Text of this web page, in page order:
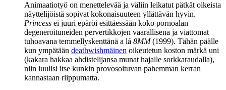
Animaatiotyö on menettelevää ja väliin leikatut pätkät oikeista
näyttelijöistä sopivat kokonaisuuteen yllättävän hyvin.
Princess ei juuri epäröi esittäessään koko pornoalan
degeneroituneiden pervertikkojen vaarallisena ja viattomat
tuhoavana temmellyskenttänä a lá 8MM(1999). Tähän päälle
kun ympätään deathwishmäinen oikeutetun koston märkä uni
(kakara hakkaa ahdistelijansa munat hajalle sorkkaraudalla),
niin luulisi itse kunkin provosoituvan pahemman kerran
kannastaan riippumatta.